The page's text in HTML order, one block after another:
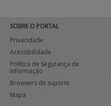
SOBRE O PORTAL
Privacidade
Acessibilidade
Política de Segurança de
Informação
Browsers de suporte
Mapa